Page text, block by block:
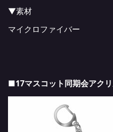
▼素材
マイクロファイバー
■17マスコット同期会アク